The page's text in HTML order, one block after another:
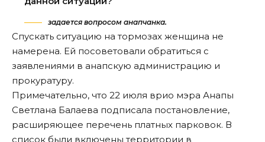
задается вопросом анапчанка.
Спускать ситуацию на тормозах женщина не
намерена. Ей посоветовали обратиться с
заявлениями в анапскую администрацию и
прокуратуру.
Примечательно, что 22 июля врио мэра Анапы
Светлана Балаева подписала постановление,
расширяющее перечень платных парковок. В
список были включены территории в